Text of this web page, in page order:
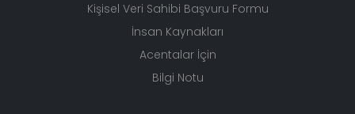
Kişisel Veri Sahibi Başvuru Formu
İnsan Kaynakları
Acentalar İçin
Bilgi Notu